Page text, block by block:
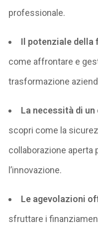
professionale.
Il potenziale della
come affrontare e
trasformazione
La necessità di
scopri come la
collaborazione aperta
l’innovazione.
Le agevolazioni
sfruttare i